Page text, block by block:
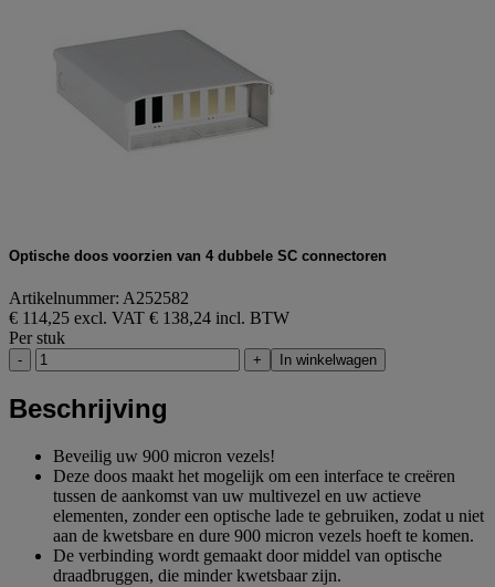
Optische doos voorzien van 4 dubbele SC connectoren
Artikelnummer: A252582
€ 114,25 excl. VAT € 138,24 incl. BTW
Per stuk
- + In winkelwagen
Beschrijving
Beveilig uw 900 micron vezels!
Deze doos maakt het mogelijk om een interface te creëren
tussen de aankomst van uw multivezel en uw actieve
elementen, zonder een optische lade te gebruiken, zodat u niet
aan de kwetsbare en dure 900 micron vezels hoeft te komen.
De verbinding wordt gemaakt door middel van optische
draadbruggen, die minder kwetsbaar zijn.